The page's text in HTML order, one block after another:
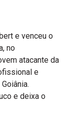
e venceu o
no
atacante da
e
e deixa o